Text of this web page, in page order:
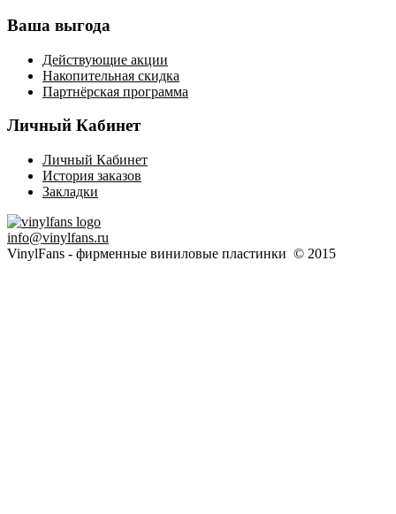
Ваша выгода
Действующие акции
Накопительная скидка
Партнёрская программа
Личный Кабинет
Личный Кабинет
История заказов
Закладки
info@vinylfans.ru
VinylFans - фирменные виниловые пластинки © 2015